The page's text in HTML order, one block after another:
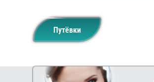
Путёвки